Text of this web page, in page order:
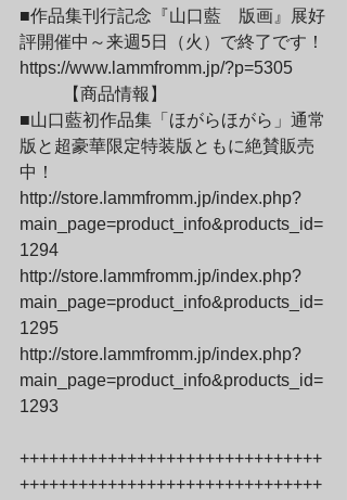
■作品集刊行記念『山口藍　版画』展好
評開催中～来週5日（火）で終了です！
https://www.lammfromm.jp/?p=5305
■山口藍初作品集「ほがらほがら」通常
版と超豪華限定特装版ともに絶賛販売
中！
http://store.lammfromm.jp/index.php?
main_page=product_info&products_id=
1294
http://store.lammfromm.jp/index.php?
main_page=product_info&products_id=
1295
http://store.lammfromm.jp/index.php?
main_page=product_info&products_id=
1293
+++++++++++++++++++++++++++++++
+++++++++++++++++++++++++++++++